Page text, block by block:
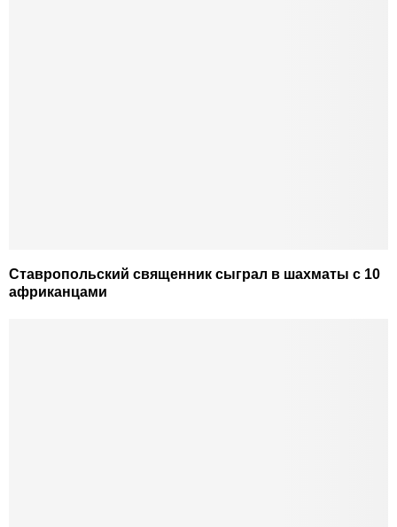
Ставропольский священник сыграл в шахматы с 10
африканцами